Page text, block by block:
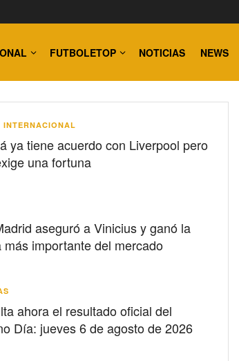
FUTBOLETOP NOTICIAS NEWS
INTERNACIONAL
ya tiene acuerdo con Liverpool pero
una fortuna
aseguró a Vinicius y ganó la
más importante del mercado
ahora el resultado oficial del
Día: jueves 6 de agosto de 2026